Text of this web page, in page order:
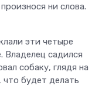
ни слова.
эти четыре
Владелец садился
собаку, глядя на
что будет делать